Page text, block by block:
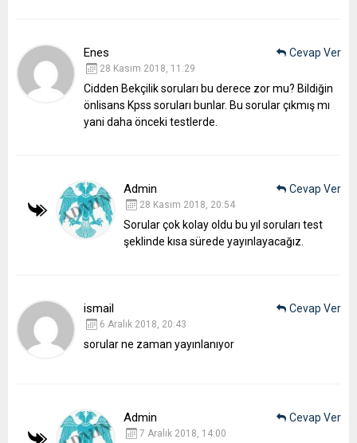
Enes
28 Kasım 2018, 11:29
Cidden Bekçilik soruları bu derece zor mu? Bildiğin
önlisans Kpss soruları bunlar. Bu sorular çıkmış mı
yani daha önceki testlerde.
Cevap Ver
Admin
28 Kasım 2018, 20:54
Sorular çok kolay oldu bu yıl soruları test
şeklinde kısa sürede yayınlayacağız.
Cevap Ver
ismail
6 Aralık 2018, 20:43
sorular ne zaman yayınlanıyor
Cevap Ver
Admin
7 Aralık 2018, 14:00
Cevap Ver